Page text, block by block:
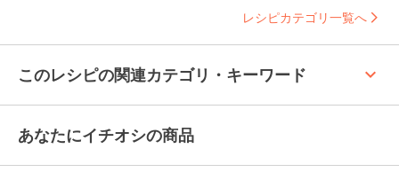
レシピカテゴリ一覧へ
このレシピの関連カテゴリ・キーワード keyboard_arrow_up
あなたにイチオシの商品